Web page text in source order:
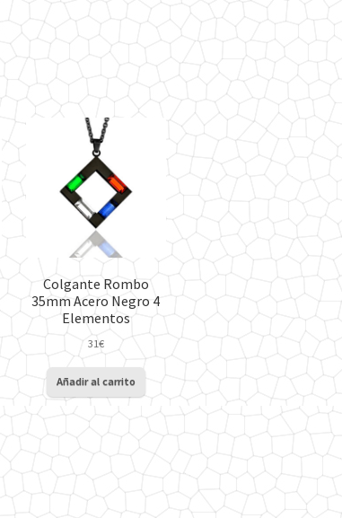
Colgante Rombo
35mm Acero Negro 4
Elementos
31€
Añadir al carrito